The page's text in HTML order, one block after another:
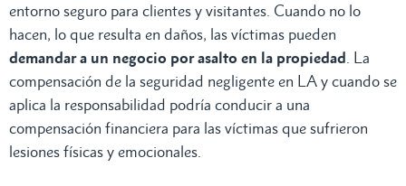
entorno seguro para clientes y visitantes. Cuando no lo
hacen, lo que resulta en daños, las víctimas pueden
demandar a un negocio por asalto en la propiedad . La
compensación de la seguridad negligente en LA y cuando se
aplica la responsabilidad podría conducir a una
compensación financiera para las víctimas que sufrieron
lesiones físicas y emocionales.